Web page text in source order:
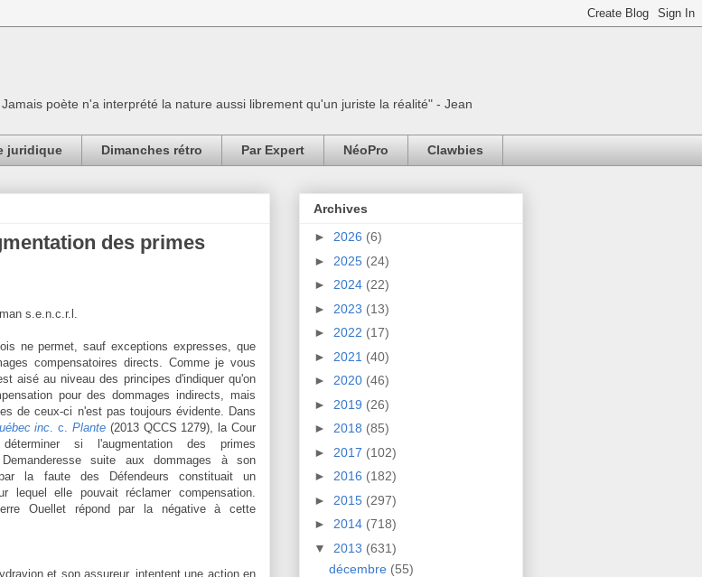
poète n'a interprété la nature aussi librement qu'un juriste la réalité" - Jean
juridique Dimanches rétro Par Expert NéoPro Clawbies
des primes
s.e.n.c.r.l.
ne permet, sauf exceptions expresses, que
compensatoires directs. Comme je vous
aisé au niveau des principes d'indiquer qu'on
pour des dommages indirects, mais
de ceux-ci n'est pas toujours évidente. Dans
inc . c.Plante (2013 QCCS 1279), la Cour
si l'augmentation des primes
suite aux dommages à son
la faute des Défendeurs constituait un
lequel elle pouvait réclamer compensation.
Ouellet répond par la négative à cette
et son assureur, intentent une action en
Archives
► 2026 (6)
► 2025 (24)
► 2024 (22)
► 2023 (13)
► 2022 (17)
► 2021 (40)
► 2020 (46)
► 2019 (26)
► 2018 (85)
► 2017 (102)
► 2016 (182)
► 2015 (297)
► 2014 (718)
▼ 2013 (631)
décembre (55)